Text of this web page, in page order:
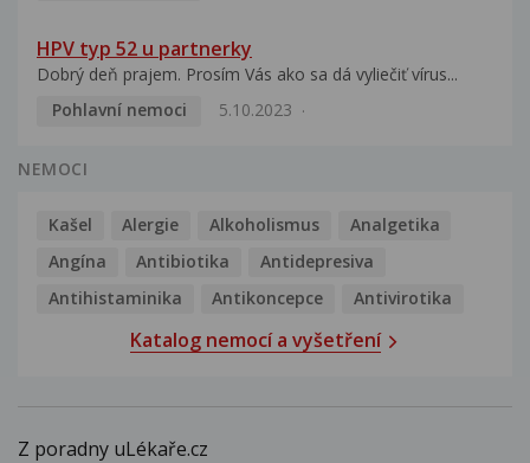
HPV typ 52 u partnerky
Dobrý deň prajem. Prosím Vás ako sa dá vyliečiť vírus...
Pohlavní nemoci
5.10.2023
NEMOCI
Kašel Alergie Alkoholismus
Analgetika
Angína
Antibiotika
Antidepresiva
Antihistaminika
Antikoncepce Antivirotika
Katalog nemocí a vyšetření
Z poradny uLékaře.cz